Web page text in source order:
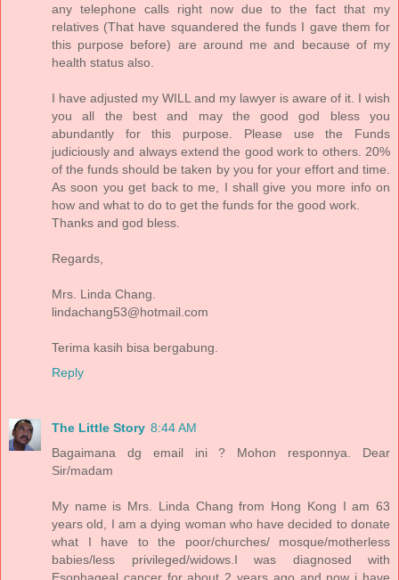
any telephone calls right now due to the fact that my
relatives (That have squandered the funds I gave them for
this purpose before) are around me and because of my
health status also.
I have adjusted my WILL and my lawyer is aware of it. I wish
you all the best and may the good god bless you
abundantly for this purpose. Please use the Funds
judiciously and always extend the good work to others. 20%
of the funds should be taken by you for your effort and time.
As soon you get back to me, I shall give you more info on
how and what to do to get the funds for the good work.
Thanks and god bless.
Regards,
Mrs. Linda Chang.
lindachang53@hotmail.com
Terima kasih bisa bergabung.
Reply
The Little Story 8:44 AM
Bagaimana dg email ini ? Mohon responnya. Dear
Sir/madam
My name is Mrs. Linda Chang from Hong Kong I am 63
years old, I am a dying woman who have decided to donate
what I have to the poor/churches/ mosque/motherless
babies/less privileged/widows.I was diagnosed with
Esophageal cancer for about 2 years ago and now i have